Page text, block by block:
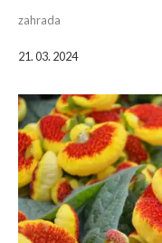
zahrada
21. 03. 2024